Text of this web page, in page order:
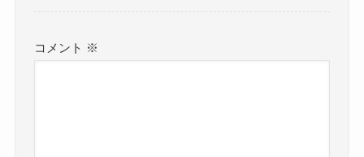
コメント ※